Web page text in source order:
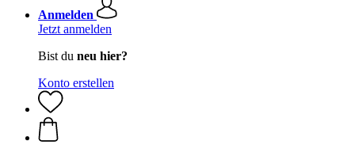
Anmelden
Jetzt anmelden
Bist du neu hier?
Konto erstellen